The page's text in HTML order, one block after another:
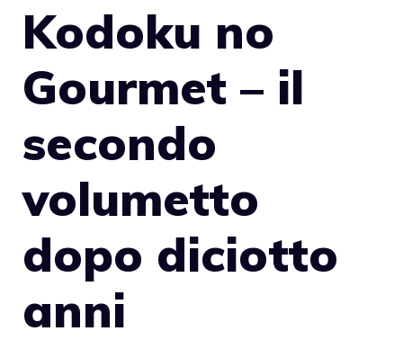
Kodoku no
Gourmet – il
secondo
volumetto
dopo diciotto
anni